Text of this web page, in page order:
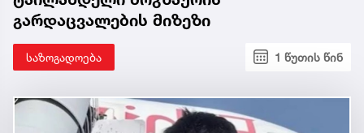
გარდაცვალების მიზეზი
საზოგადოება 1 წუთის წინ